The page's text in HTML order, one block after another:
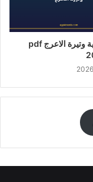
تحميل رواية وتيرة الاعرج pdf